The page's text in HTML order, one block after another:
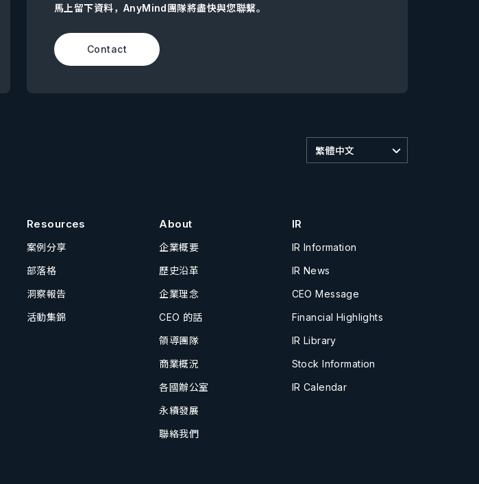
馬上留下資料，AnyMind團隊將盡快與您聯繫。
Contact
繁體中文
Resources
案例分享
部落格
洞察報告
活動集錦
About
企業概要
歷史沿革
企業理念
CEO 的話
領導團隊
商業概況
各國辦公室
永續發展
聯絡我們
IR
IR Information
IR News
CEO Message
Financial Highlights
IR Library
Stock Information
IR Calendar